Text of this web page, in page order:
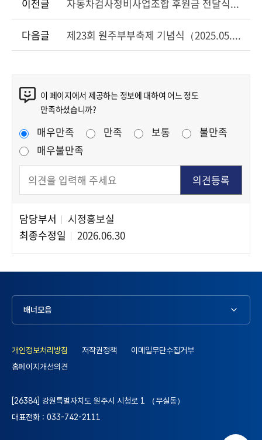
이전글 자동차검사정비사업조합 후원금 전달식（2025.05.16.）
다음글 제23회 원주부부축제 기념식（2025.05.17.）
이 페이지에서 제공하는 정보에 대하여 어느 정도
만족하셨습니까?
매우만족 만족 보통
불만족
매우불만족
담당부서
시정홍보실
최종수정일
2026.06.30
배너모음
개인정보처리방침 저작권정책
이메일무단수집거부
홈페이지개선의견
[26384] 강원특별자치도 원주시 시청로 1 （무실동）
대표전화 : 033-742-2111